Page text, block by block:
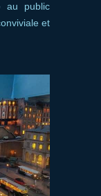
au public
et